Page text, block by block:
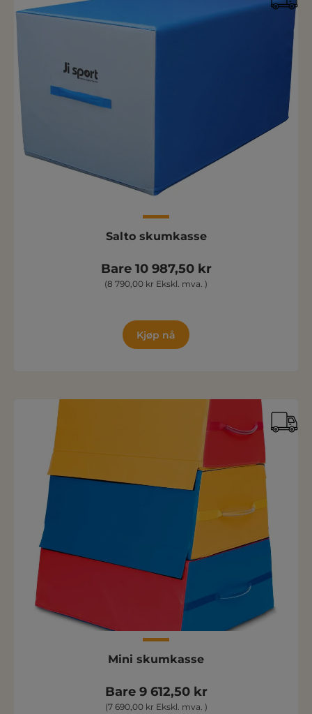
Salto skumkasse
Bare 10 987,50 kr
(8 790,00 kr Ekskl. mva. )
Kjøp nå
Mini skumkasse
Bare 9 612,50 kr
(7 690,00 kr Ekskl. mva. )